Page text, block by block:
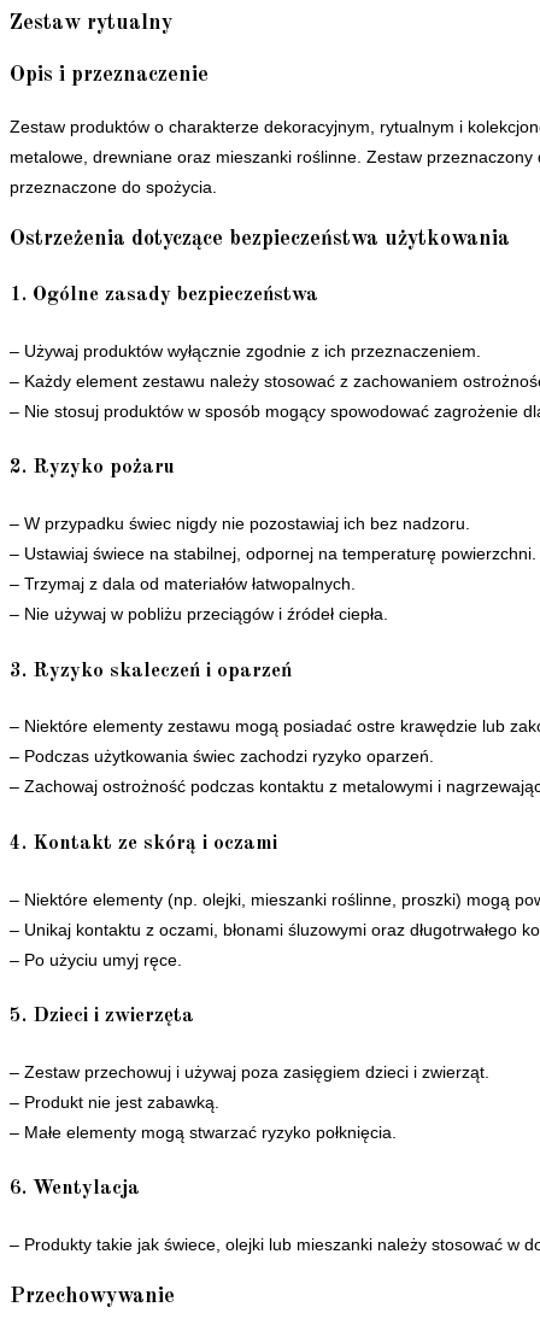
Zestaw rytualny
Opis i przeznaczenie
Zestaw produktów o charakterze dekoracyjnym, rytualnym i
metalowe, drewniane oraz mieszanki roślinne. Zestaw
przeznaczone do spożycia.
Ostrzeżenia dotyczące bezpieczeństwa użytkowania
1. Ogólne zasady bezpieczeństwa
– Używaj produktów wyłącznie zgodnie z ich przeznaczeniem.
– Każdy element zestawu należy stosować z zachowaniem
– Nie stosuj produktów w sposób mogący spowodować zagrożenie
2. Ryzyko pożaru
– W przypadku świec nigdy nie pozostawiaj ich bez nadzoru.
– Ustawiaj świece na stabilnej, odpornej na temperaturę powierzchni.
– Trzymaj z dala od materiałów łatwopalnych.
– Nie używaj w pobliżu przeciągów i źródeł ciepła.
3. Ryzyko skaleczeń i oparzeń
– Niektóre elementy zestawu mogą posiadać ostre krawędzie lub
– Podczas użytkowania świec zachodzi ryzyko oparzeń.
– Zachowaj ostrożność podczas kontaktu z metalowymi i
4. Kontakt ze skórą i oczami
– Niektóre elementy (np. olejki, mieszanki roślinne, proszki) mogą
– Unikaj kontaktu z oczami, błonami śluzowymi oraz długotrwałego
– Po użyciu umyj ręce.
5. Dzieci i zwierzęta
– Zestaw przechowuj i używaj poza zasięgiem dzieci i zwierząt.
– Produkt nie jest zabawką.
– Małe elementy mogą stwarzać ryzyko połknięcia.
6. Wentylacja
– Produkty takie jak świece, olejki lub mieszanki należy stosować w
Przechowywanie